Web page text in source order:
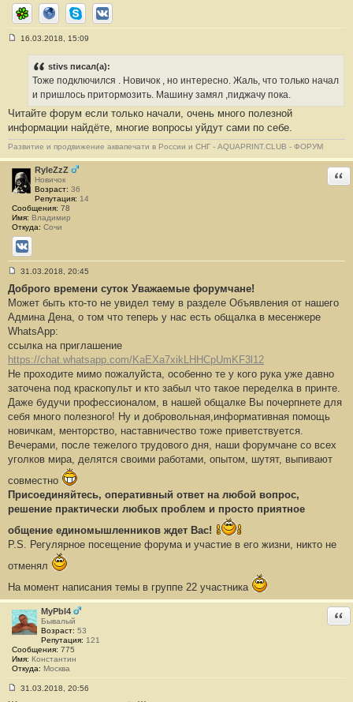
ICQ СайтSkypeВКонтакте
и
#
6
16.03.2018, 15:09
stivs писал(а):
Тоже подключился . Новичок , но интересно. Жаль, что только начал
и пришлось притормозить. Машину замял ,пиджачу пока.
Читайте форум если только начали, очень много полезной
информации найдёте, многие вопросы уйдут сами по себе.
Развитие и продвижение аквапечати в России и СНГ - AQUAPRINT.CLUB - ФОРУМ
RyleZzZ
Новичок
Возраст: 36
Репутация: 14
Сообщения: 78
Имя: Владимир
Откуда: Сочи
ВКонтакте
о
б
щ
е
н
и
#
7
31.03.2018, 20:45
Доброго времени суток Уважаемые форумчане!
Может быть кто-то не увидел тему в разделе Объявления от нашего
Админа Дена, о том что теперь у нас есть общалка в месенжере
WhatsApp:
ссылка на приглашение
https://chat.whatsapp.com/KaEXa7xikLHHCpUmKF3l12
Не проходите мимо пожалуйста, особенно те у кого рука уже давно
заточена под краскопульт и кто забыл что такое переделка в принте.
Даже будучи профессионалом, в нашей общалке Вы почерпнете для
себя много полезного! Ну и добровольная,информативная помощь
новичкам, менторство, наставничество тоже приветствуется.
Вечерами, после тежелого трудового дня, наши форумчане со всех
уголков мира, делятся своими работами, опытом, шутят, выпивают
совместно
Присоединяйтесь, оперативный ответ на любой вопрос,
решение практически любых проблем и просто приятное
общение единомышленников ждет Вас!
P.S. Регулярное посещение форума и участие в его жизни, никто не
отменял
На момент написания темы в группе 22 участника
MyPbl4
Бывалый
Возраст: 53
Репутация: 121
Сообщения: 775
Имя: Константин
Откуда: Москва
31.03.2018, 20:56